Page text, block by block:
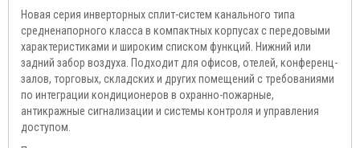
Новая серия инверторных сплит-систем канального типа
средненапорного класса в компактных корпусах с передовыми
характеристиками и широким списком функций. Нижний или
задний забор воздуха. Подходит для офисов, отелей, конференц-
залов, торговых, складских и других помещений с требованиями
по интеграции кондиционеров в охранно-пожарные,
антикражные сигнализации и системы контроля и управления
доступом.